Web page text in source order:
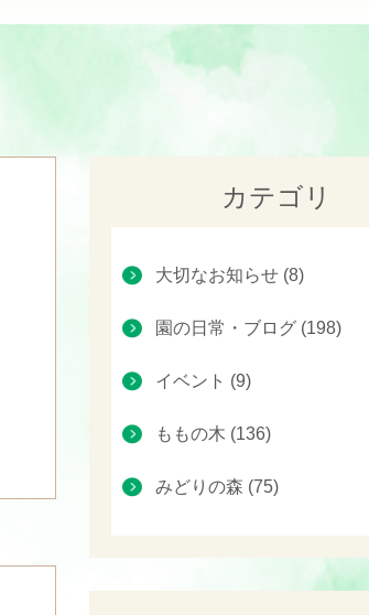
カテゴリ
大切なお知らせ (8)
園の日常・ブログ (198)
イベント (9)
ももの木 (136)
みどりの森 (75)